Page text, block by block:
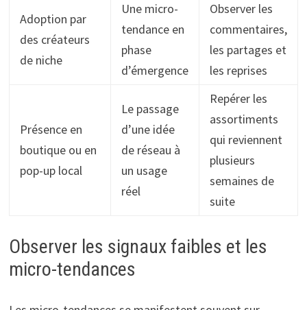
Adoption par
des créateurs
de niche
Une micro-
tendance en
phase
d’émergence
Observer les
commentaires,
les partages et
les reprises
Présence en
boutique ou en
pop-up local
Le passage
d’une idée
de réseau à
un usage
réel
Repérer les
assortiments
qui reviennent
plusieurs
semaines de
suite
Observer les signaux faibles et les
micro-tendances